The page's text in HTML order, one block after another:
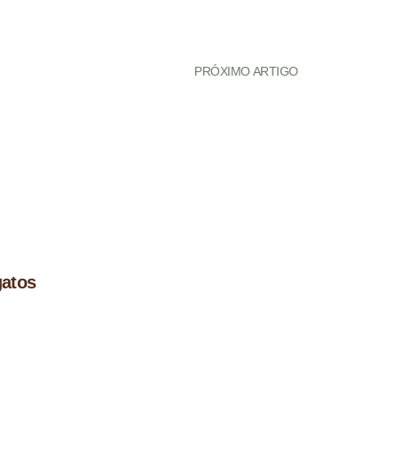
PRÓXIMO ARTIGO